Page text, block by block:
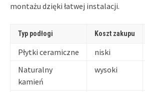
montażu dzięki łatwej instalacji.
Typ podłogi Koszt zakupu
Płytki ceramiczne niski
Naturalny
kamień
wysoki